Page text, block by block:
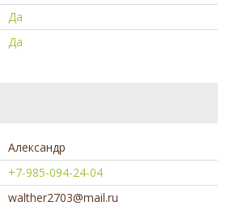
Да
Да
Александр
+7-985-094-24-04
walther2703@mail.ru